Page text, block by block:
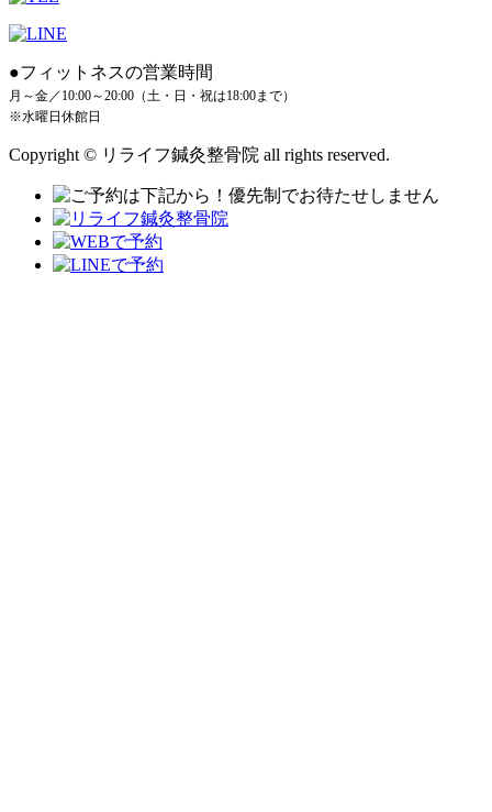
●フィットネスの営業時間
月～金／10:00～20:00（土・日・祝は18:00まで）
※水曜日休館日
Copyright © リライフ鍼灸整骨院 all rights reserved.